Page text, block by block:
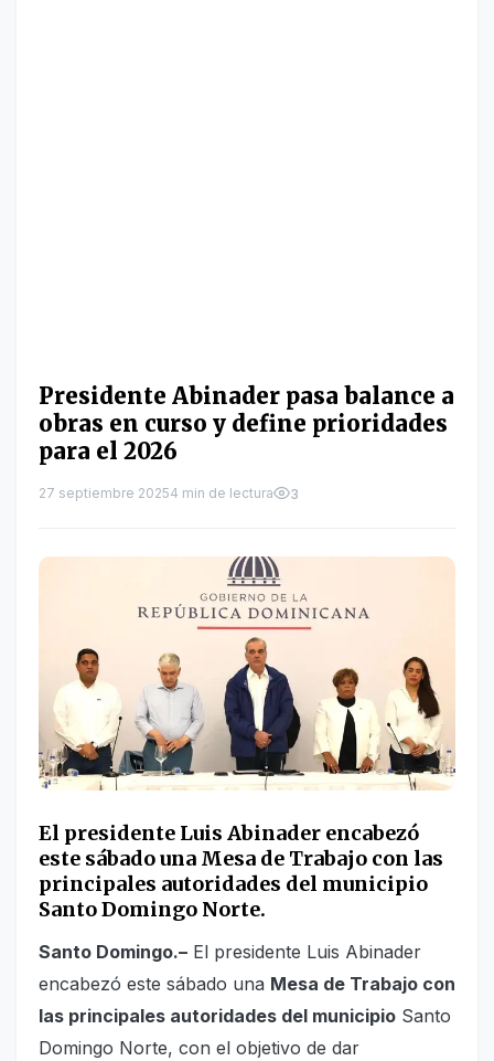
Presidente Abinader pasa balance a
obras en curso y define prioridades
para el 2026
27 septiembre 20254 min de lectura 3
El presidente Luis Abinader encabezó
este sábado una Mesa de Trabajo con las
principales autoridades del municipio
Santo Domingo Norte.
Santo Domingo.– El presidente Luis Abinader
encabezó este sábado una Mesa de Trabajo con
las principales autoridades del municipio Santo
Domingo Norte, con el objetivo de dar